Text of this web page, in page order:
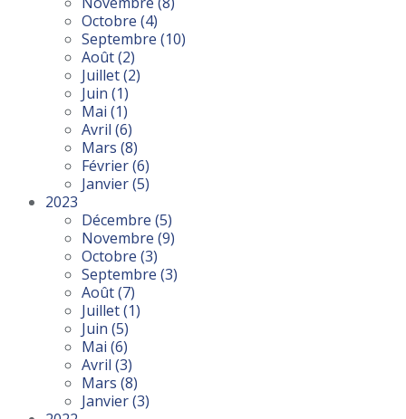
Octobre (4)
Septembre (10)
Août(2)
Juillet(2)
Juin (1)
Mai (1)
Avril (6)
Mars (8)
Février(6)
Janvier(5)
2023
Décembre (5)
Novembre (9)
Octobre (3)
Septembre (3)
Août(7)
Juillet(1)
Juin (5)
Mai (6)
Avril (3)
Mars (8)
Janvier(3)